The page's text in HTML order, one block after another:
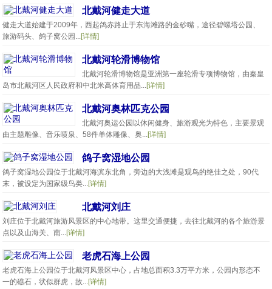
北戴河健走大道
健走大道始建于2009年，西起鸽赤路止于东海滩路的金砂嘴，途径碧螺塔公园、
旅游码头、鸽子窝公园...[详情]
北戴河轮滑博物馆
北戴河轮滑博物馆是亚洲第一座轮滑专项博物馆，由秦皇
岛市北戴河区人民政府和中北米高体育用品...[详情]
北戴河奥林匹克公园
北戴河奥运公园以休闲健身、旅游观光为特色，主要景观
由主题雕像、音乐喷泉、58件单体雕像、奥...[详情]
鸽子窝湿地公园
鸽子窝湿地公园位于北戴河海滨东北角，旁边的大浅滩是观鸟的绝佳之处，90代
末，被设定为国家级鸟类...[详情]
北戴河刘庄
刘庄位于北戴河旅游风景区的中心地带。这里交通便捷，去往北戴河的各个旅游景
点以及山海关、南...[详情]
老虎石海上公园
老虎石海上公园位于北戴河风景区中心，占地总面积3.3万平方米，公园内形态不
一的礁石，状似群虎，故...[详情]